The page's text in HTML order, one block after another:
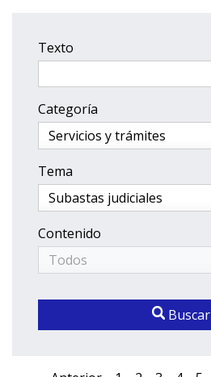
Texto
Categoría
Tema
Contenido
Buscar